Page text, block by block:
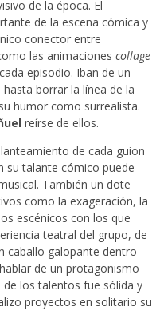
de la época. El
de la escena cómica y
conector entre
las animaciones collage
episodio. Iban de un
borrar la línea de la
humor como surrealista.
reírse de ellos.
de cada guion
su talante cómico puede
También un dote
como la exageración, la
escénicos con los que
teatral del grupo, de
caballo galopante dentro
de un protagonismo
de los talentos fue sólida y
proyectos en solitario su